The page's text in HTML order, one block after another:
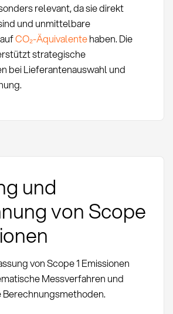
relevant, da sie direkt
und unmittelbare
CO₂-Äquivalentehaben. Die
strategische
bei Lieferantenauswahl und
und
von Scope
von Scope 1 Emissionen
Messverfahren und